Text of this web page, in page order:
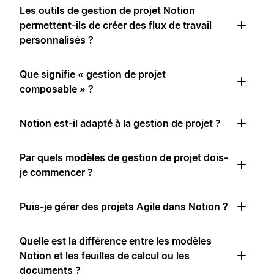
Les outils de gestion de projet Notion
permettent-ils de créer des flux de travail
personnalisés ?
Que signifie « gestion de projet
composable » ?
Notion est-il adapté à la gestion de projet ?
Par quels modèles de gestion de projet dois-
je commencer ?
Puis-je gérer des projets Agile dans Notion ?
Quelle est la différence entre les modèles
Notion et les feuilles de calcul ou les
documents ?